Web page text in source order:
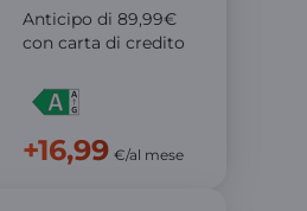
Anticipo di 89,99€
con carta di credito
+16,99 €/al mese